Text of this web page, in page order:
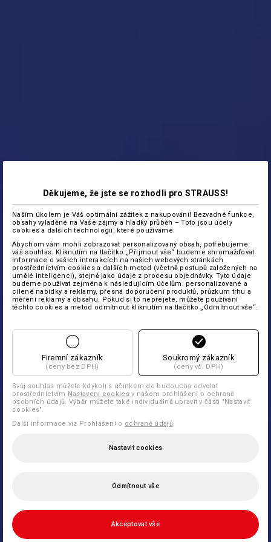
Děkujeme, že jste se rozhodli pro STRAUSS!
Naším úkolem je Váš optimální zážitek z nakupování! Bezvadné funkce,
obsahy vyladěné na Vaše zájmy a hladký průběh – Toto jsou účely
cookies a dalších technologií, které používáme.
Abychom vám mohli zobrazovat personalizovaný obsah, potřebujeme
váš souhlas. Kliknutím na tlačítko „Přijmout vše“ budeme shromažďovat
informace o vašich interakcích na našich webových stránkách
prostřednictvím cookies a dalších metod (včetně postupů založených na
umělé inteligenci), stejně jako údaje z procesu objednávky. Tyto údaje
budeme používat zejména k následujícím účelům: personalizované a
cílené nabídky a reklamy, přesná doporučení produktů, průzkum trhu a
měření reklamy a obsahu. Pokud si to nepřejete, můžete používání
těchto cookies a metod odmítnout kliknutím na tlačítko „Odmítnout vše“.
Firemní zákazník
(ceny bez DPH)
Soukromý zákazník
(ceny vč. DPH)
Svůj souhlas můžete kdykoli s účinkem do budoucna odvolat
prostřednictvím Nastavení cookiesv našem prohlášení o ochraně
osobních údajů. Výběr můžete také individuálně upravit v části "Nastavit
cookies".
Další informace viz Prohlášení o ochraně údajů.
Nastavit cookies
Odmítnout vše
Akceptovat vše